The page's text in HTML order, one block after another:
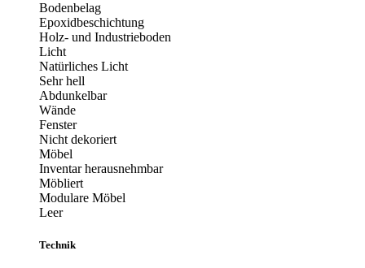
Bodenbelag
Epoxidbeschichtung
Holz- und Industrieboden
Licht
Natürliches Licht
Sehr hell
Abdunkelbar
Wände
Fenster
Nicht dekoriert
Möbel
Inventar herausnehmbar
Möbliert
Modulare Möbel
Leer
Technik